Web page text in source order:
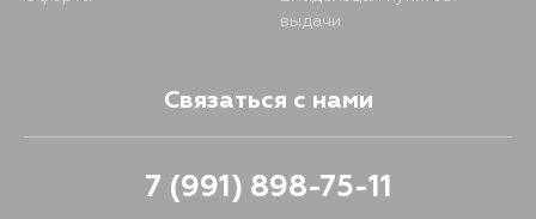
выдачи
Связаться с нами
7 (991) 898-75-11